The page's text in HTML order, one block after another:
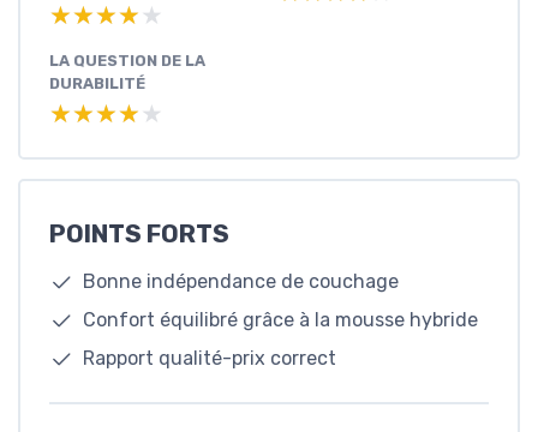
★★★★★
★★★★★
LA QUESTION DE LA
DURABILITÉ
★★★★★
★★★★★
POINTS FORTS
Bonne indépendance de couchage
Confort équilibré grâce à la mousse hybride
Rapport qualité-prix correct